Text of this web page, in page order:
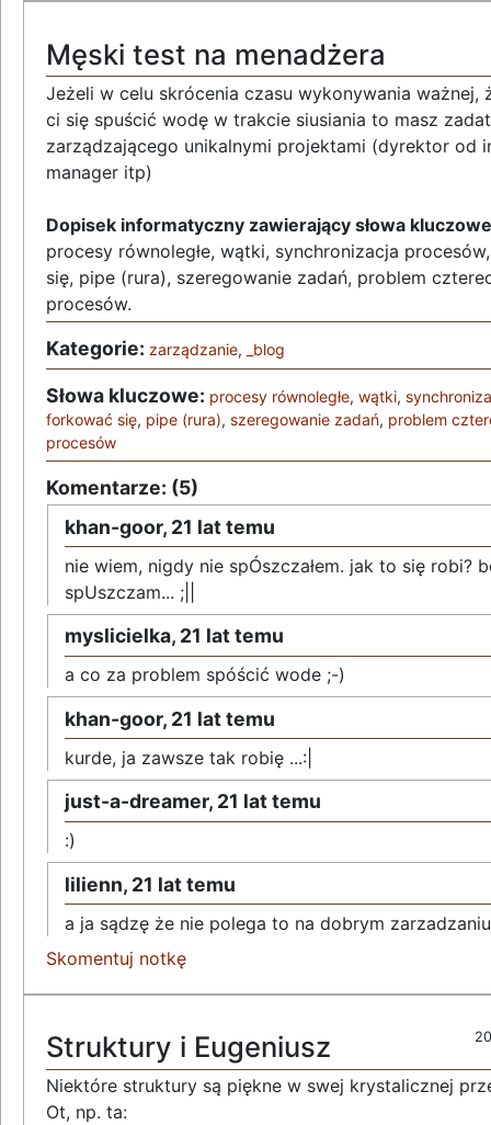
Męski test na menadżera
Jeżeli w celu skrócenia czasu wykonywania ważnej,
ci się spuścić wodę w trakcie siusiania to masz
zarządzającego unikalnymi projektami (dyrektor od
manager itp)
Dopisek informatyczny zawierający słowa
procesy równoległe, wątki, synchronizacja
się, pipe (rura), szeregowanie zadań, problem
procesów.
Kategorie: zarządzanie, _blog
Słowa kluczowe: procesy równoległe, wątki,
forkować się, pipe (rura), szeregowanie zadań, problem
procesów
Komentarze: (5)
khan-goor, 21 lat temu
nie wiem, nigdy nie spÓszczałem. jak to się robi?
spUszczam... ;||
myslicielka, 21 lat temu
a co za problem spóścić wode ;-)
khan-goor, 21 lat temu
kurde, ja zawsze tak robię ...:|
just-a-dreamer, 21 lat temu
:)
lilienn, 21 lat temu
a ja sądzę że nie polega to na dobrym
Skomentuj notkę
Struktury i Eugeniusz
Niektóre struktury są piękne w swej krystalicznej
Ot, np. ta: